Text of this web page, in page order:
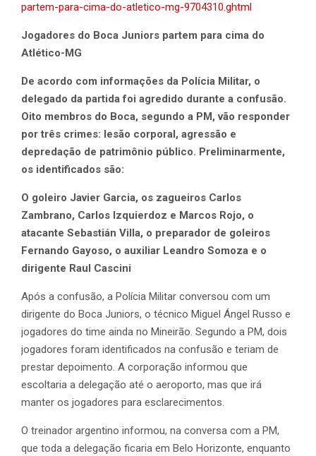
partem-para-cima-do-atletico-mg-9704310.ghtml
Jogadores do Boca Juniors partem para cima do
Atlético-MG
De acordo com informações da Polícia Militar, o
delegado da partida foi agredido durante a confusão.
Oito membros do Boca, segundo a PM, vão responder
por três crimes: lesão corporal, agressão e
depredação de patrimônio público. Preliminarmente,
os identificados são:
O goleiro Javier Garcia, os zagueiros Carlos
Zambrano, Carlos Izquierdoz e Marcos Rojo, o
atacante Sebastián Villa, o preparador de goleiros
Fernando Gayoso, o auxiliar Leandro Somoza e o
dirigente Raul Cascini
Após a confusão, a Polícia Militar conversou com um
dirigente do Boca Juniors, o técnico Miguel Ángel Russo e
jogadores do time ainda no Mineirão. Segundo a PM, dois
jogadores foram identificados na confusão e teriam de
prestar depoimento. A corporação informou que
escoltaria a delegação até o aeroporto, mas que irá
manter os jogadores para esclarecimentos.
O treinador argentino informou, na conversa com a PM,
que toda a delegação ficaria em Belo Horizonte, enquanto